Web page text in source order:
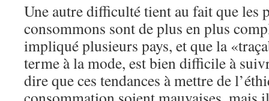
Une autre difficulté tient au fait que les
consommons sont de plus en plus
impliqué plusieurs pays, et que la
terme à la mode, est bien difficile à
dire que ces tendances à mettre de